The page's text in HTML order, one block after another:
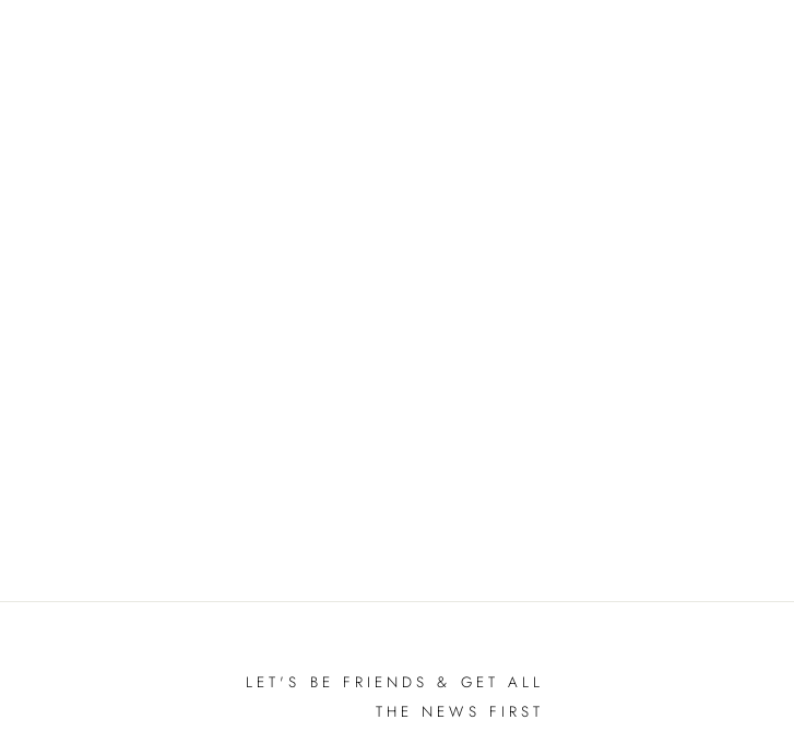
LET'S BE FRIENDS & GET ALL
THE NEWS FIRST